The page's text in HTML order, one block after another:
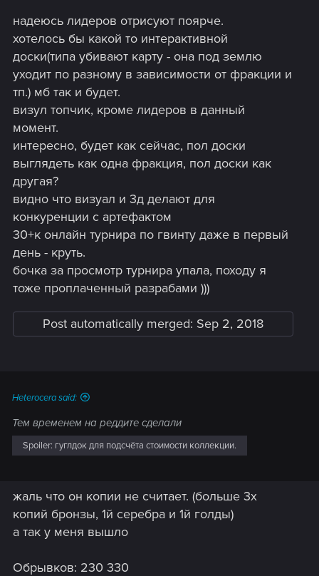
надеюсь лидеров отрисуют поярче.
хотелось бы какой то интерактивной
доски(типа убивают карту - она под землю
уходит по разному в зависимости от фракции и
тп.) мб так и будет.
визул топчик, кроме лидеров в данный
момент.
интересно, будет как сейчас, пол доски
выглядеть как одна фракция, пол доски как
другая?
видно что визуал и 3д делают для
конкуренции с артефактом
30+к онлайн турнира по гвинту даже в первый
день - круть.
бочка за просмотр турнира упала, походу я
тоже проплаченный разрабами )))
Post automatically merged: Sep 2, 2018
Heterocera said:
Тем временем на реддите сделали
Spoiler: гуглдок для подсчёта стоимости коллекции.
жаль что он копии не считает. (больше 3х
копий бронзы, 1й серебра и 1й голды)
а так у меня вышло
Обрывков: 230 330